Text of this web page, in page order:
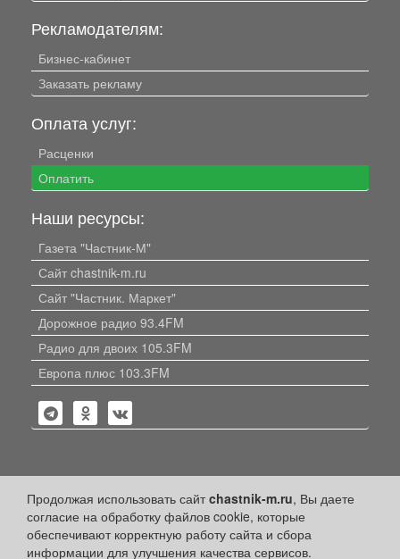
Продолжая использовать сайтchastnik-m.ru, Вы даете
согласие на обработку файлов cookie, которые
обеспечивают корректную работу сайта и сбора
информации для улучшения качества сервисов.
Рекламодателям:
Бизнес-кабинет
Заказать рекламу
Оплата услуг:
Расценки
Оплатить
Наши ресурсы:
Газета "Частник-М"
Сайт chastnik-m.ru
Сайт "Частник. Маркет"
Дорожное радио 93.4FM
Радио для двоих 105.3FM
Европа плюс 103.3FM
Политика конфиденциальности
Публикации с пометкой «Реклама», «На правах рекламы»,
«Партнёрский проект» оплачены рекламодателем.
Редакция сайта не несет ответственности за достоверность